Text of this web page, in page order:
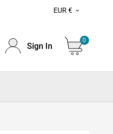
EUR € 
Sign In
0